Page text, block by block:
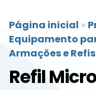
Página inicial »
Equipamento
Armações e Refis
Refil